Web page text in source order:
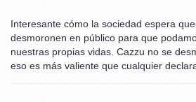
Interesante cómo la sociedad espera
desmoronen en público para que
nuestras propias vidas. Cazzu no se
eso es más valiente que cualquier